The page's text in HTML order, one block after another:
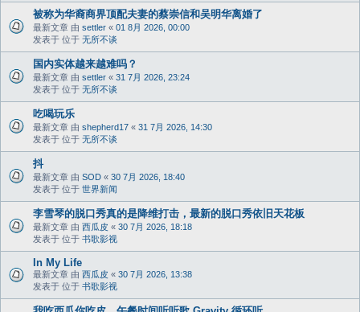
被称为华裔商界顶配夫妻的蔡崇信和吴明华离婚了
最新文章 由 settler « 01 8月 2026, 00:00
发表于 位于 无所不谈
国内实体越来越难吗？
最新文章 由 settler « 31 7月 2026, 23:24
发表于 位于 无所不谈
吃喝玩乐
最新文章 由 shepherd17 « 31 7月 2026, 14:30
发表于 位于 无所不谈
抖
最新文章 由 SOD « 30 7月 2026, 18:40
发表于 位于 世界新闻
李雪琴的脱口秀真的是降维打击，最新的脱口秀依旧天花板
最新文章 由 西瓜皮 « 30 7月 2026, 18:18
发表于 位于 书歌影视
In My Life
最新文章 由 西瓜皮 « 30 7月 2026, 13:38
发表于 位于 书歌影视